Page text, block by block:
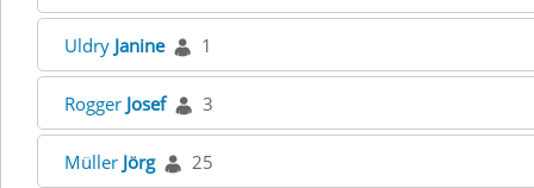
Uldry Janine 1
Rogger Josef 3
Müller Jörg 25